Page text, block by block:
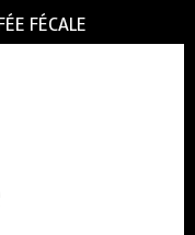
FÉCALE